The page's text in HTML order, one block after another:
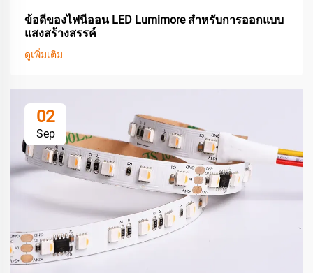
ข้อดีของไฟนีออน LED Lumimore สำหรับการออกแบบ
แสงสร้างสรรค์
ดูเพิ่มเติม
02
Sep